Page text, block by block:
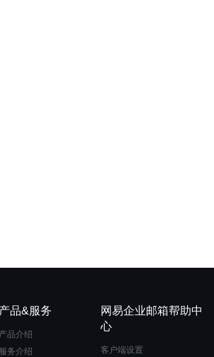
产品&服务
产品介绍
服务介绍
网易企业邮箱帮助中
心
客户端设置